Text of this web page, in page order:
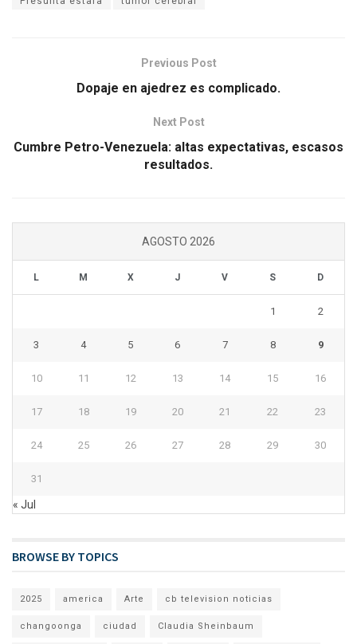
Previous Post
Dopaje en ajedrez es complicado.
Next Post
Cumbre Petro-Venezuela: altas expectativas, escasos
resultados.
AGOSTO 2026
L M X J V S D
1 2
3 4 5 6 7 8 9
10 11 12 13 14 15 16
17 18 19 20 21 22 23
24 25 26 27 28 29 30
31
« Jul
BROWSE BY TOPICS
2025 america Arte cb television noticias
changoonga ciudad Claudia Sheinbaum